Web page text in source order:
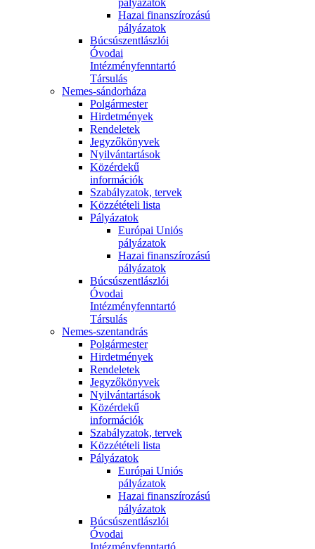
pályázatok
Hazai finanszírozású
pályázatok
Búcsúszentlászlói
Óvodai
Intézményfenntartó
Társulás
Nemes-sándorháza
Polgármester
Hirdetmények
Rendeletek
Jegyzőkönyvek
Nyilvántartások
Közérdekű
információk
Szabályzatok, tervek
Közzétételi lista
Pályázatok
Európai Uniós
pályázatok
Hazai finanszírozású
pályázatok
Búcsúszentlászlói
Óvodai
Intézményfenntartó
Társulás
Nemes-szentandrás
Polgármester
Hirdetmények
Rendeletek
Jegyzőkönyvek
Nyilvántartások
Közérdekű
információk
Szabályzatok, tervek
Közzétételi lista
Pályázatok
Európai Uniós
pályázatok
Hazai finanszírozású
pályázatok
Búcsúszentlászlói
Óvodai
Intézményfenntartó